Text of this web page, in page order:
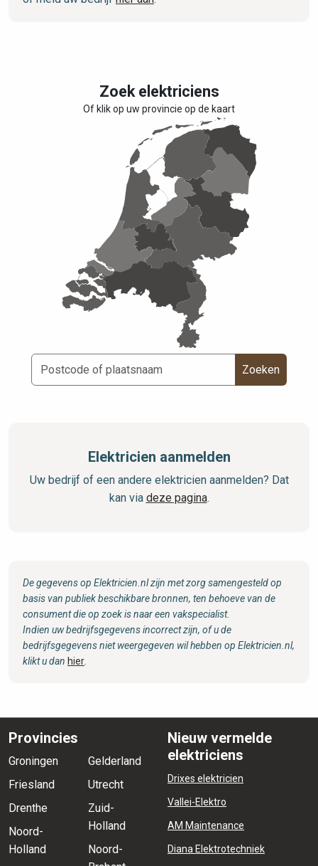
Zoek elektriciens
Of klik op uw provincie op de kaart
Zoeken
Elektricien aanmelden
Uw bedrijf of een andere elektricien aanmelden? Dat
kan via deze pagina.
De gegevens op Elektricien.nl zijn met zorg samengesteld op
basis van publiek beschikbare bronnen, ten behoeve van de
consument die op zoek is naar een vakspecialist.
Indien uw bedrijfsgegevens incorrect zijn, of u de
bedrijfsgegevens niet weergegeven wil hebben op Elektricien.nl,
klikt u dan hier
Provincies
Groningen
Friesland
Drenthe
Noord-
Holland
Gelderland
Utrecht
Zuid-
Holland
Noord-
Nieuw vermelde
elektriciens
Drixes elektricien
Vallei-Elektro
AM Maintenance
Diana Elektrotechniek